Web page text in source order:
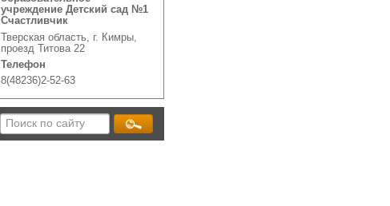
учреждение Детский сад №1
Счастливчик
Тверская область, г. Кимры,
проезд Титова 22
Телефон
8(48236)2-52-63